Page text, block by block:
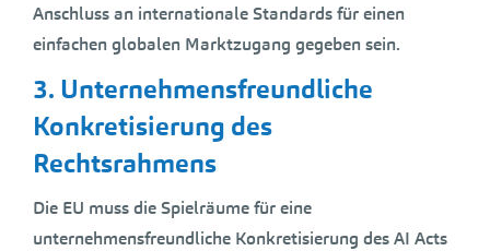
Anschluss an internationale Standards für einen
einfachen globalen Marktzugang gegeben sein.
3. Unternehmensfreundliche
Konkretisierung des
Rechtsrahmens
Die EU muss die Spielräume für eine
unternehmensfreundliche Konkretisierung des AI Acts